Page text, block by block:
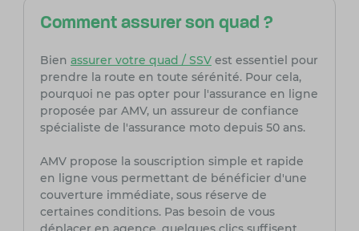
Comment assurer son quad ?
Bien assurer votre quad / SSVest essentiel pour
prendre la route en toute sérénité. Pour cela,
pourquoi ne pas opter pour l'assurance en ligne
proposée par AMV, un assureur de confiance
spécialiste de l'assurance moto depuis 50 ans.
AMV propose la souscription simple et rapide
en ligne vous permettant de bénéficier d'une
couverture immédiate, sous réserve de
certaines conditions. Pas besoin de vous